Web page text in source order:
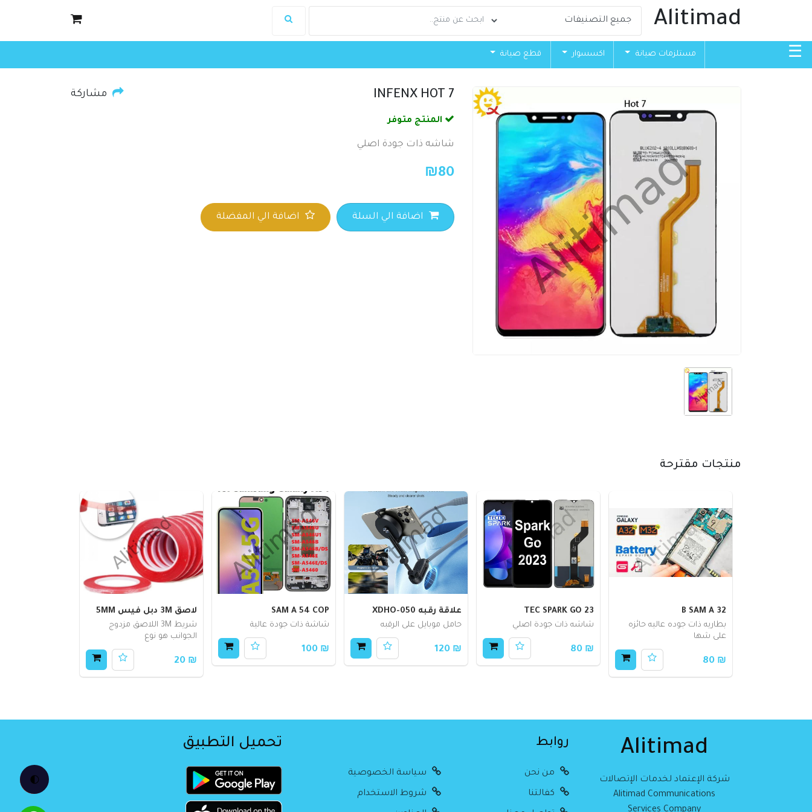
🌓
Alitimad
☰ مستلزمات صيانة اكسسوار قطع صيانة
INFENX HOT 7 مشاركة
المنتج متوفر
شاشه ذات جودة اصلي
₪80
اضافة الي السلة اضافة الي المفضلة
منتجات مقترحة
B SAM A 32
بطاريه ذات جوده عاليه حائزه
على شها
₪ 80
TEC SPARK GO 23
شاشه ذات جودة اصلي
₪ 80
علاقة رقبه XDHO-050
حامل موبايل على الرقبه
₪ 120
SAM A 54 COP
شاشة ذات جودة عالية
₪ 100
لاصق 3M دبل فيس 5MM
شريط 3M اللاصق مزدوج
الجوانب هو نوع
₪ 20
Alitimad
شركة الإعتماد لخدمات الإتصالات
Alitimad Communications
روابط
من نحن سياسة الخصوصية
كفالتنا شروط الاستخدام
تحميل التطبيق